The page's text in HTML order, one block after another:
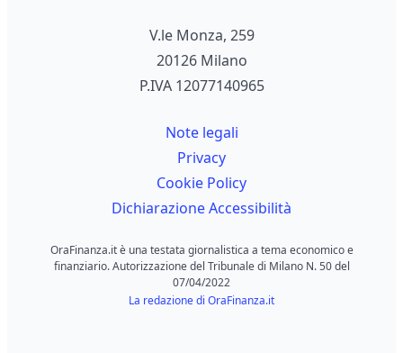
V.le Monza, 259
20126 Milano
P.IVA 12077140965
Note legali
Privacy
Cookie Policy
Dichiarazione Accessibilità
OraFinanza.it è una testata giornalistica a tema economico e
finanziario. Autorizzazione del Tribunale di Milano N. 50 del
07/04/2022
La redazione di OraFinanza.it